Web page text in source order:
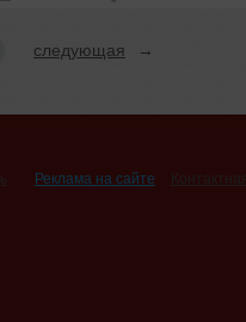
следующая →
Реклама на сайте